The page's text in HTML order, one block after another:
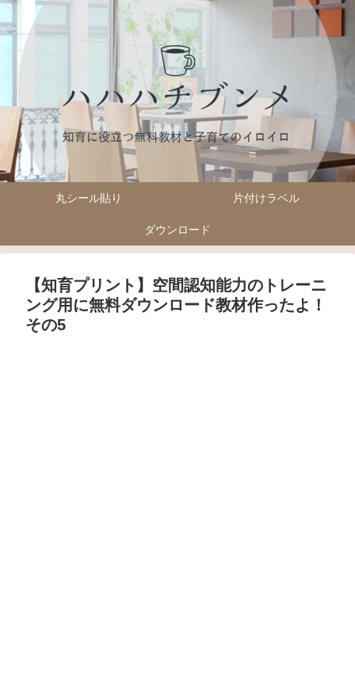
丸シール貼り 片付けラベル
ダウンロード
【知育プリント】空間認知能力のトレーニ
ング用に無料ダウンロード教材作ったよ！
その5